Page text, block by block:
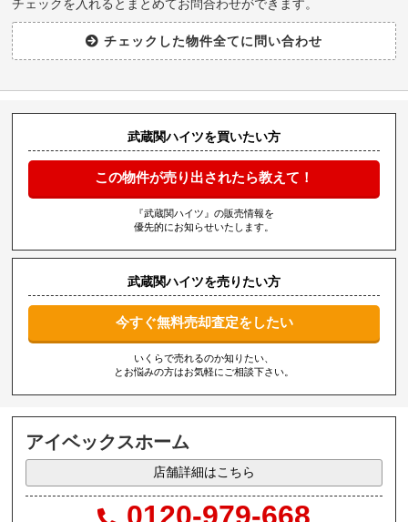
チェックを入れるとまとめてお問合わせができます。
武蔵関ハイツを買いたい方
この物件が売り出されたら教えて！
『武蔵関ハイツ』の販売情報を
優先的にお知らせいたします。
武蔵関ハイツを売りたい方
今すぐ無料売却査定をしたい
いくらで売れるのか知りたい、
とお悩みの方はお気軽にご相談下さい。
アイベックスホーム
店舗詳細はこちら
0120-979-668